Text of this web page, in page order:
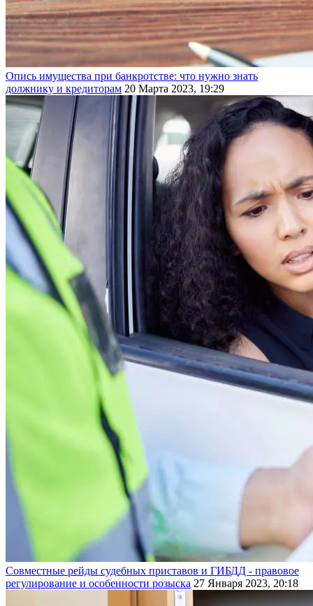
Опись имущества при банкротстве: что нужно знать
должнику и кредиторам 20 Марта 2023, 19:29
Совместные рейды судебных приставов и ГИБДД - правовое
регулирование и особенности розыска 27 Января 2023, 20:18